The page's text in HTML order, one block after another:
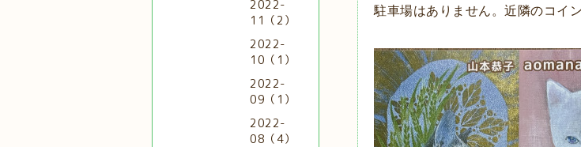
駐車場はありません。近隣のコイ
2022-
11（2）
2022-
10（1）
2022-
09（1）
2022-
08（4）